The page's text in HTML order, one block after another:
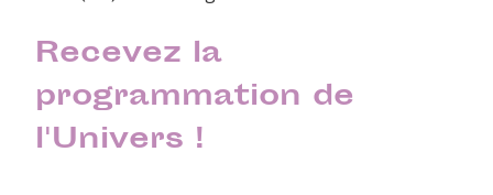
Recevez la
programmation de
l'Univers !